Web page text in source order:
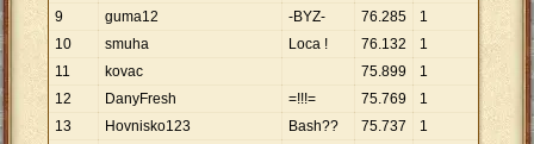
9
guma12 -BYZ- 76.285
1
10
smuha Loca ! 76.132
1
11
kovac 75.899
1
12
DanyFresh =!!!= 75.769
1
13
Hovnisko123 Bash?? 75.737
1